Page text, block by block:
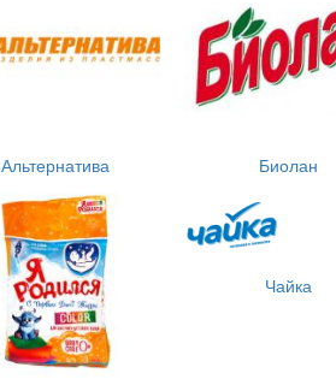
Альтернатива Биолан
Чайка